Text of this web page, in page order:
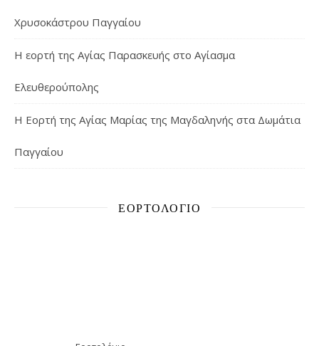
Χρυσοκάστρου Παγγαίου
Η εορτή της Αγίας Παρασκευής στο Αγίασμα
Ελευθερούπολης
H Εορτή της Αγίας Μαρίας της Μαγδαληνής στα Δωμάτια
Παγγαίου
ΕΟΡΤΟΛΌΓΙΟ